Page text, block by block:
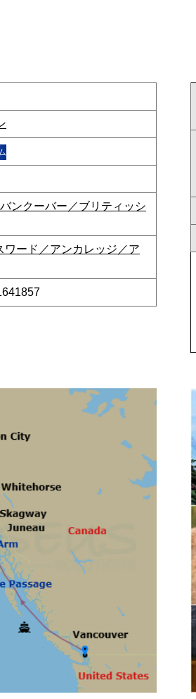
バンクーバー／ブリティッシ
ワード／アンカレッジ／ア